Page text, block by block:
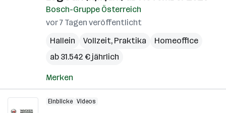
Bosch-Gruppe Österreich
vor 7 Tagen veröffentlicht
Hallein
Vollzeit, Praktika
Homeoffice
ab 31.542 € jährlich
Merken
Einblicke Videos